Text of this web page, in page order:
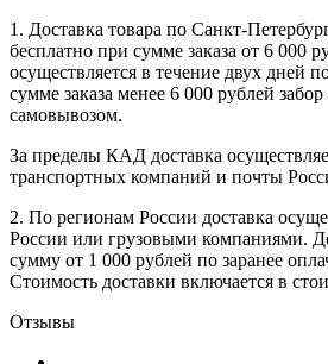
1. Доставка товара по Санкт-
бесплатно при сумме заказа от 6 000
осуществляется в течение двух дней
сумме заказа менее 6 000 рублей
самовывозом.
За пределы КАД доставка
транспортных компаний и почты
2. По регионам России доставка
России или грузовыми компаниями.
сумму от 1 000 рублей по заранее
Стоимость доставки включается в
Отзывы